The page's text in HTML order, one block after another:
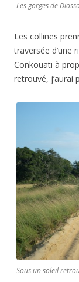
Les gorges de Diosso
Les collines
traversée d’une
Conkouati à
retrouvé, j’aurai
Sous un soleil